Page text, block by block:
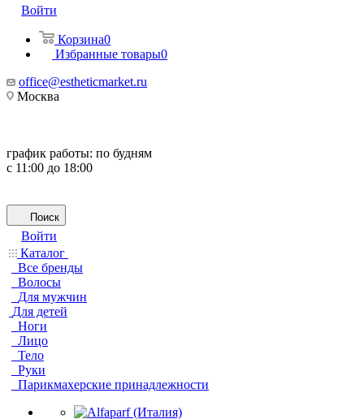
Войти
Корзина0
Избранные товары0
office@estheticmarket.ru
Москва
график работы: по будням
с 11:00 до 18:00
Поиск
Войти
Каталог
Все бренды
Волосы
Для мужчин
Для детей
Ноги
Лицо
Тело
Руки
Парикмахерские принадлежности